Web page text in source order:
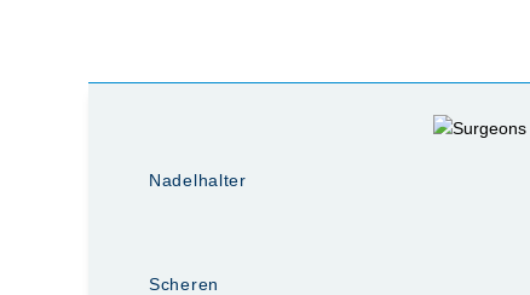
Nadelhalter
Scheren